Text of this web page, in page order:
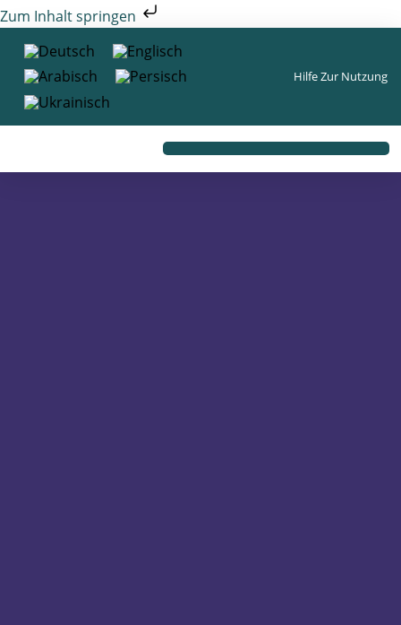
Zum Inhalt springen
Hilfe Zur Nutzung